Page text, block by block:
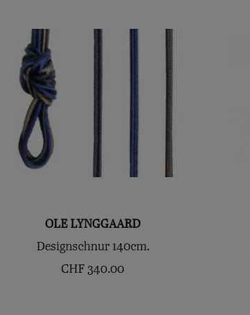
OLE LYNGGAARD
Designschnur 140cm.
CHF 340.00